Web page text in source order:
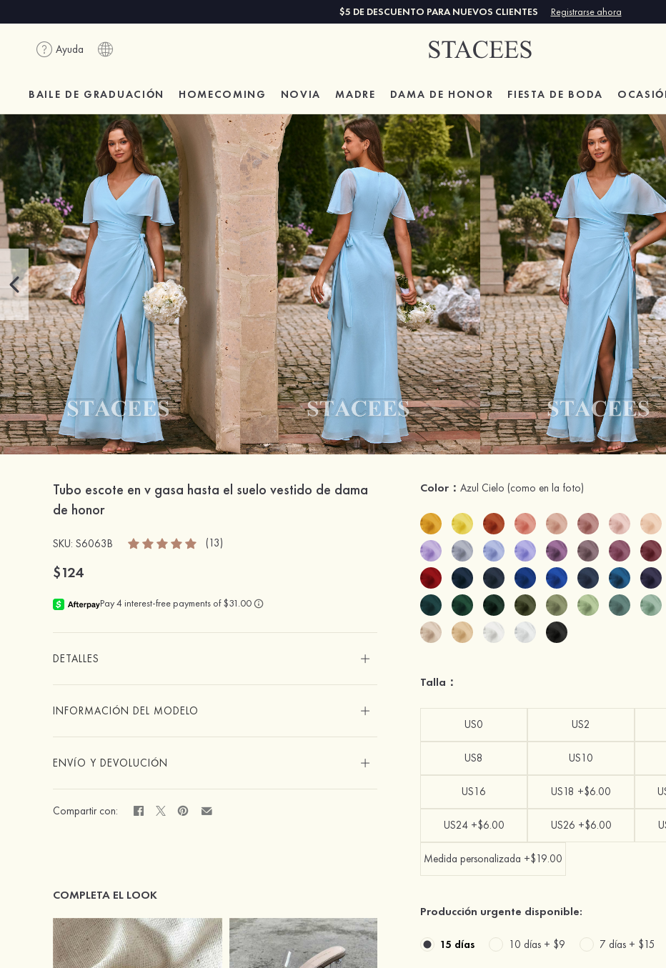
$5 DE DESCUENTO PARA NUEVOS CLIENTES Registrarse ahora
Ayuda
BAILE DE GRADUACIÓN HOMECOMING NOVIA MADRE DAMA DE HONOR FIESTA DE BODA
Tubo escote en v gasa hasta el suelo vestido de dama
de honor
SKU: S6063B (13)
$124
DETALLES
INFORMACIÓN DEL MODELO
ENVÍO Y DEVOLUCIÓN
Compartir con:
COMPLETA EL LOOK
Color：Azul Cielo (como en la foto)
Talla：
US0 US2
US8 US10
US16 US18 +$6.00
US24 +$6.00 US26 +$6.00
Medida personalizada +$19.00
Producción urgente disponible:
15 días 10 días + $9 7 días + $15